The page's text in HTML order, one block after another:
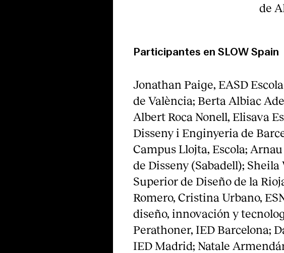
de
Participantes en SLOW Spain
Jonathan Paige, EASD
de València; Berta Albiac
Albert Roca Nonell, Elisava
Disseny i Enginyeria de
Campus Llojta, Escola;
de Disseny (Sabadell);
Superior de Diseño de la
Romero, Cristina Urbano,
diseño, innovación y
Perathoner, IED Barcelona;
IED Madrid; Natale